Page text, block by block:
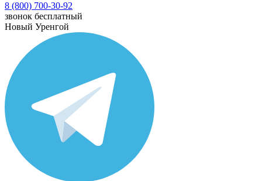
8 (800) 700-30-92
звонок бесплатный
Новый Уренгой